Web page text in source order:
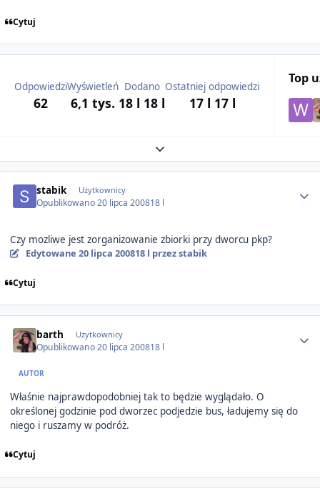
Cytuj
Odpowiedzi
62
Wyświetleń
6,1 tys.
Dodano
18 l 18 l
Ostatniej odpowiedzi
17 l 17 l
Top
Expand topic overview
stabik Użytkownicy
Opublikowano20 lipca 200818 l
Czy mozliwe jest zorganizowanie zbiorki przy dworcu pkp?
Edytowane 20 lipca 200818 l przez stabik
Cytuj
barth Użytkownicy
Opublikowano20 lipca 200818 l
AUTOR
Właśnie najprawdopodobniej tak to będzie wyglądało. O
określonej godzinie pod dworzec podjedzie bus, ładujemy się do
niego i ruszamy w podróż.
Cytuj